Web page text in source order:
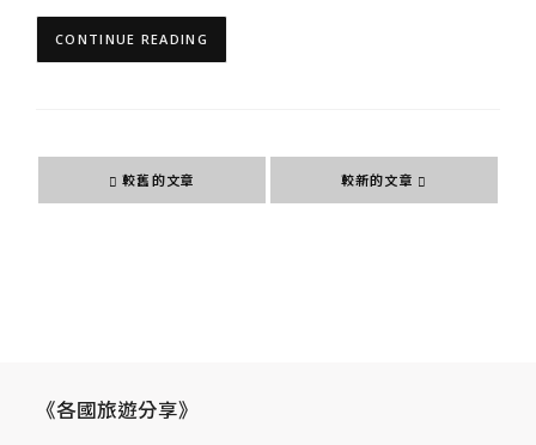
CONTINUE READING
文
章
較舊的文章 較新的文章
《各國旅遊分享》